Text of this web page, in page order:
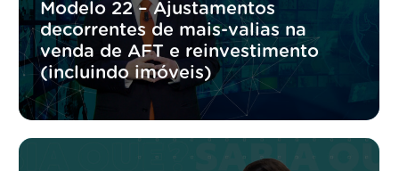
Modelo 22 – Ajustamentos
decorrentes de mais-valias na
venda de AFT e reinvestimento
(incluindo imóveis)